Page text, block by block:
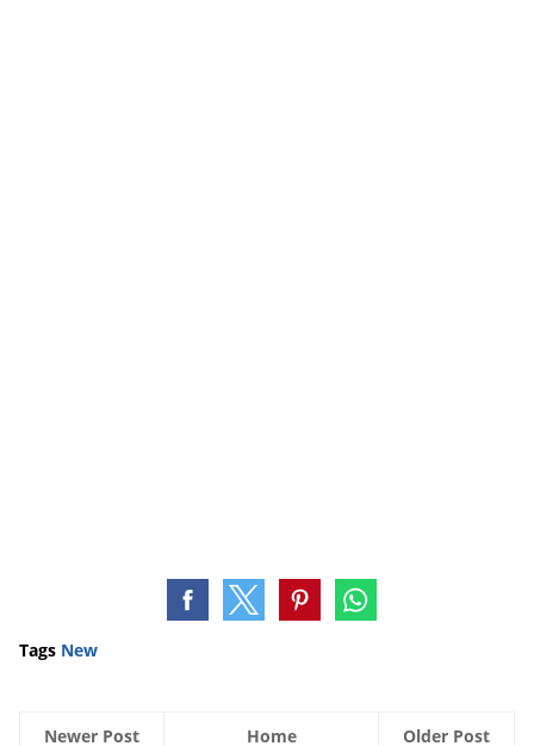
Tags New
Newer Post Older Post
Home